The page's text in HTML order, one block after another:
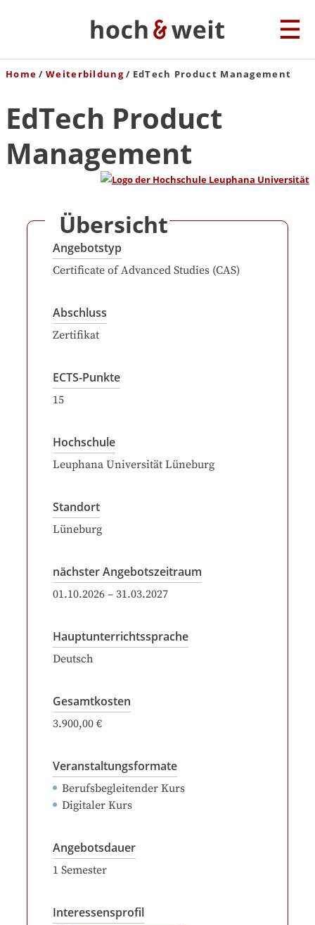
Home Weiterbildung EdTech Product Management
EdTech Product
Management
Übersicht
Angebotstyp
Certificate of Advanced Studies (CAS)
Abschluss
Zertifikat
ECTS-Punkte
15
Hochschule
Leuphana Universität Lüneburg
Standort
Lüneburg
nächster Angebotszeitraum
01.10.2026 – 31.03.2027
Hauptunterrichtssprache
Deutsch
Gesamtkosten
3.900,00 €
Veranstaltungsformate
Berufsbegleitender Kurs
Digitaler Kurs
Angebotsdauer
1 Semester
Interessensprofil